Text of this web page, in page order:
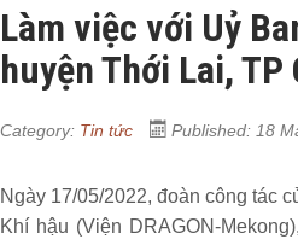
Làm việc với Uỷ
huyện Thới Lai, TP
Category: Tin tức Published: 18
Ngày 17/05/2022, đoàn công tác
Khí hậu (Viện DRAGON-